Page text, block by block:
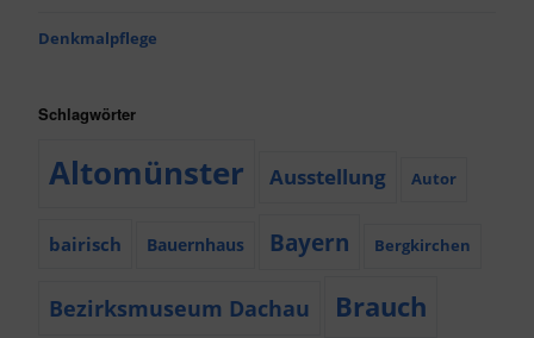
Denkmalpflege
Schlagwörter
Altomünster Ausstellung Autor
bairisch Bauernhaus Bayern Bergkirchen
Bezirksmuseum Dachau Brauch